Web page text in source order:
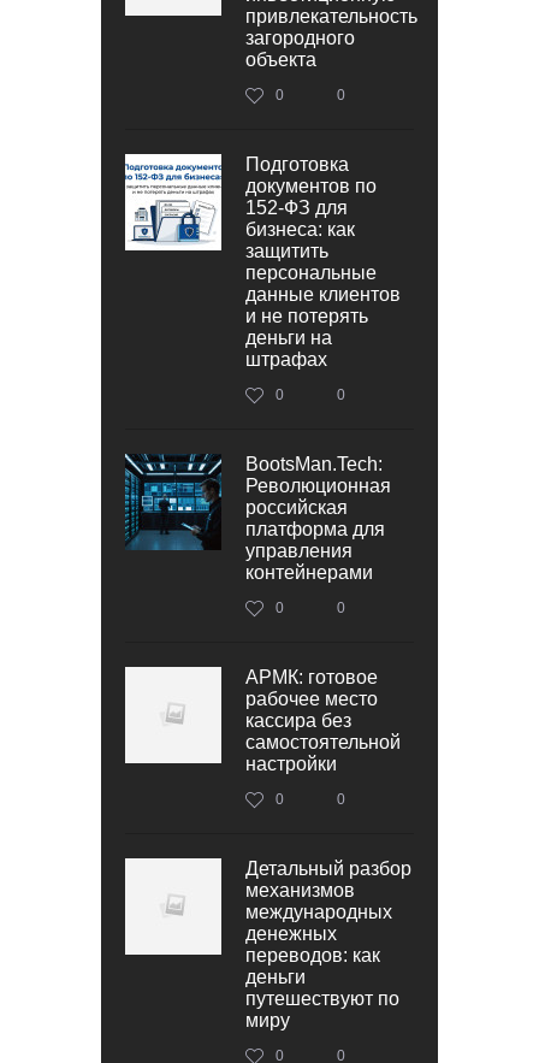
привлекательность
загородного
объекта
0 0
Подготовка
документов по
152‑ФЗ для
бизнеса: как
защитить
персональные
данные клиентов
и не потерять
деньги на
штрафах
0 0
BootsMan.Tech:
Революционная
российская
платформа для
управления
контейнерами
0 0
АРМК: готовое
рабочее место
кассира без
самостоятельной
настройки
0 0
Детальный разбор
механизмов
международных
денежных
переводов: как
деньги
путешествуют по
миру
0 0